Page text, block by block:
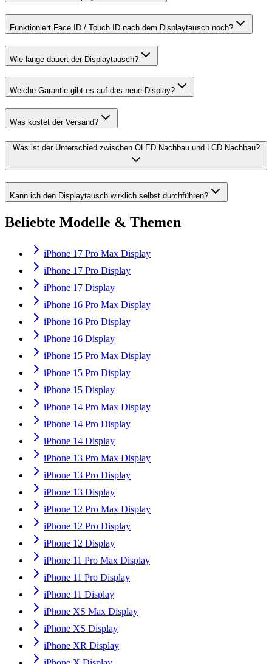
Funktioniert Face ID / Touch ID nach dem Displaytausch noch?
Wie lange dauert der Displaytausch?
Welche Garantie gibt es auf das neue Display?
Was kostet der Versand?
Was ist der Unterschied zwischen OLED Nachbau und LCD Nachbau?
Kann ich den Displaytausch wirklich selbst durchführen?
Beliebte Modelle & Themen
iPhone 17 Pro Max Display
iPhone 17 Pro Display
iPhone 17 Display
iPhone 16 Pro Max Display
iPhone 16 Pro Display
iPhone 16 Display
iPhone 15 Pro Max Display
iPhone 15 Pro Display
iPhone 15 Display
iPhone 14 Pro Max Display
iPhone 14 Pro Display
iPhone 14 Display
iPhone 13 Pro Max Display
iPhone 13 Pro Display
iPhone 13 Display
iPhone 12 Pro Max Display
iPhone 12 Pro Display
iPhone 12 Display
iPhone 11 Pro Max Display
iPhone 11 Pro Display
iPhone 11 Display
iPhone XS Max Display
iPhone XS Display
iPhone XR Display